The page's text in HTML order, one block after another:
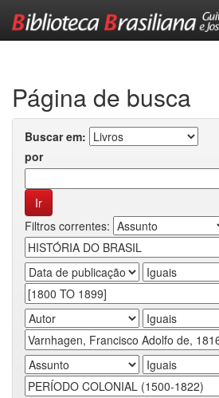
Página de busca
Buscar em:
por
Filtros correntes: